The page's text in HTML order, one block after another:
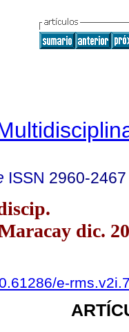
ISSN 2960-2467
dic.
e-